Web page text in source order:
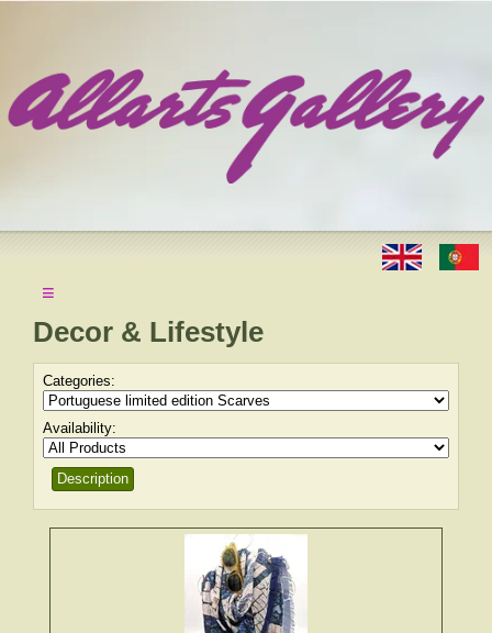
≡
Decor & Lifestyle
Categories:
Availability:
Description